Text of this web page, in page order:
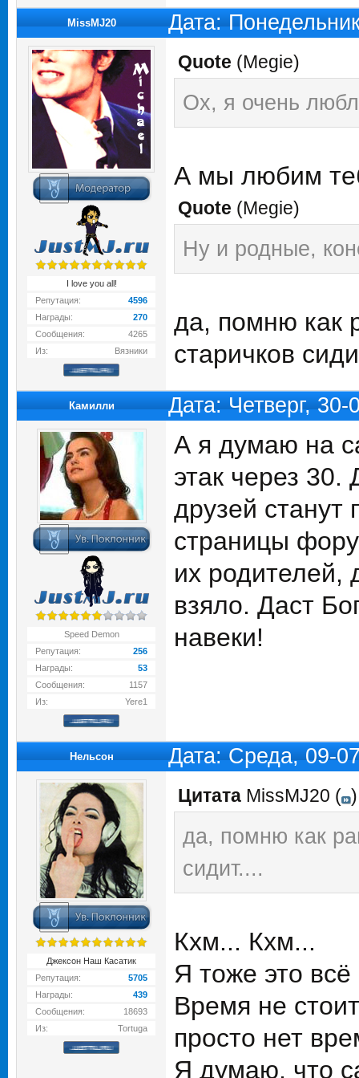
MissMJ20 Дата:
I love you all!
Репутация:
4596
Награды:
270
Сообщения:
4265
Из:
Вязники
Quote (Megie)
Ох, я очень
А мы любим
Quote (Megie)
Ну и родные,
да, помню как
старичков
Камилли Дата: Четверг,
Speed Demon
Репутация:
256
Награды:
53
Сообщения:
1157
Из:
Yere1
А я думаю на
этак через
друзей станут
страницы
их родителей,
взяло. Даст
навеки!
Нельсон Дата: Среда, 09-
Джексон Наш Касатик
Репутация:
5705
Награды:
439
Сообщения:
18693
Из:
Tortuga
Цитата MissMJ20 ( )
да, помню как
сидит....
Кхм... Кхм...
Я тоже это
Время не
просто нет
Я думаю, что